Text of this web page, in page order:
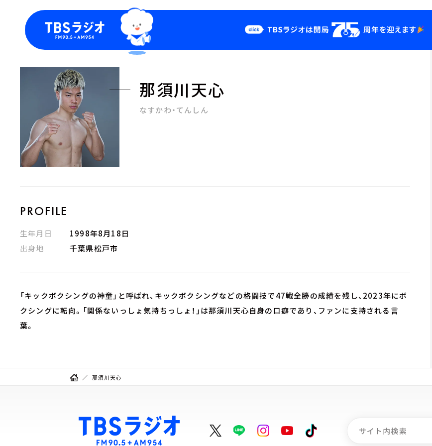
今日の番組表
週間番組表
TBS
Podcast
お知らせ
那須川天心
なすかわ・てんしん
PROFILE
生年月日
1998年8月18日
出身地
千葉県松戸市
「キックボクシングの神童」と呼ばれ、キックボクシングなどの格闘技で47戦全勝の成績を残し、2023年にボ
クシングに転向。「関係ないっしょ気持ちっしょ！」は那須川天心自身の口癖であり、ファンに支持される言
葉。
那須川天心